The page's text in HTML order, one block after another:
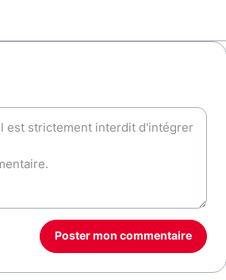
Poster mon commentaire